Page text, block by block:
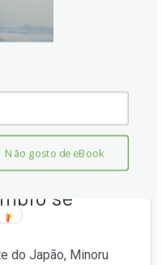
prontidão
se
do Japão, Minoru
Não gosto de eBook